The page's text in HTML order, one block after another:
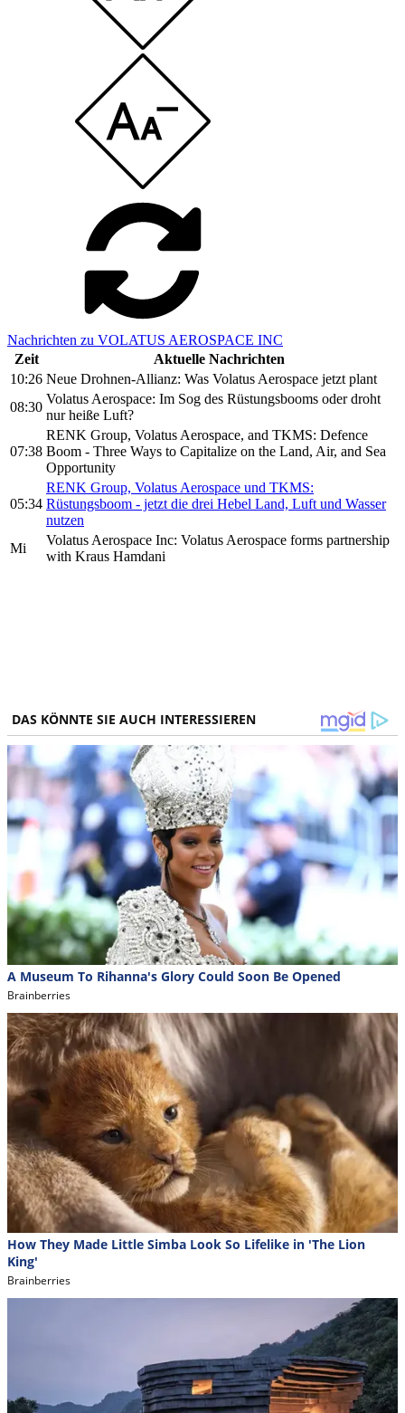
Nachrichten zu VOLATUS AEROSPACE INC
Zeit
Aktuelle Nachrichten
10:26 Neue Drohnen-Allianz: Was Volatus Aerospace jetzt plant
08:30
Volatus Aerospace: Im Sog des Rüstungsbooms oder droht
nur heiße Luft?
07:38
RENK Group, Volatus Aerospace, and TKMS: Defence
Boom - Three Ways to Capitalize on the Land, Air, and Sea
Opportunity
05:34
RENK Group, Volatus Aerospace und TKMS:
Rüstungsboom - jetzt die drei Hebel Land, Luft und Wasser
nutzen
Mi
Volatus Aerospace Inc: Volatus Aerospace forms partnership
with Kraus Hamdani